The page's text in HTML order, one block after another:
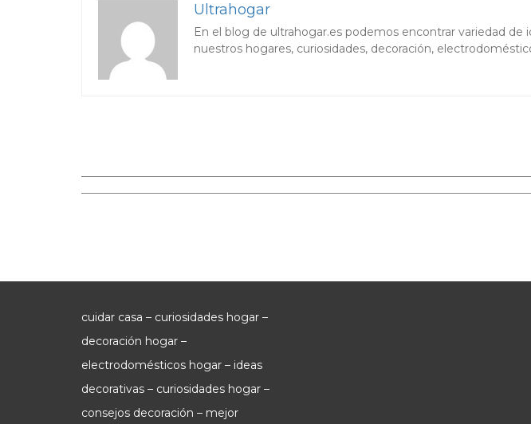
Ultrahogar
En el blog de ultrahogar.es podemos encontrar variedad de
nuestros hogares, curiosidades, decoración,
cuidar casa – curiosidades hogar –
decoración hogar –
electrodomésticos hogar – ideas
decorativas – curiosidades hogar –
consejos decoración – mejor